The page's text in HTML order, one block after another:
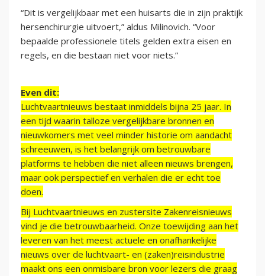
“Dit is vergelijkbaar met een huisarts die in zijn praktijk
hersenchirurgie uitvoert,” aldus Milinovich. “Voor
bepaalde professionele titels gelden extra eisen en
regels, en die bestaan niet voor niets.”
Even dit:
Luchtvaartnieuws bestaat inmiddels bijna 25 jaar. In
een tijd waarin talloze vergelijkbare bronnen en
nieuwkomers met veel minder historie om aandacht
schreeuwen, is het belangrijk om betrouwbare
platforms te hebben die niet alleen nieuws brengen,
maar ook perspectief en verhalen die er echt toe
doen.
Bij Luchtvaartnieuws en zustersite Zakenreisnieuws
vind je die betrouwbaarheid. Onze toewijding aan het
leveren van het meest actuele en onafhankelijke
nieuws over de luchtvaart- en (zaken)reisindustrie
maakt ons een onmisbare bron voor lezers die graag